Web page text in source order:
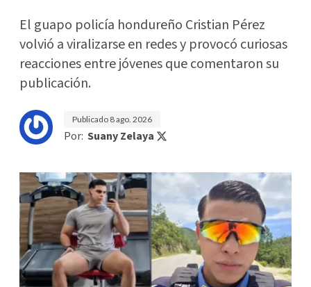
El guapo policía hondureño Cristian Pérez
volvió a viralizarse en redes y provocó curiosas
reacciones entre jóvenes que comentaron su
publicación.
Publicado 8 ago. 2026
Por: Suany Zelaya